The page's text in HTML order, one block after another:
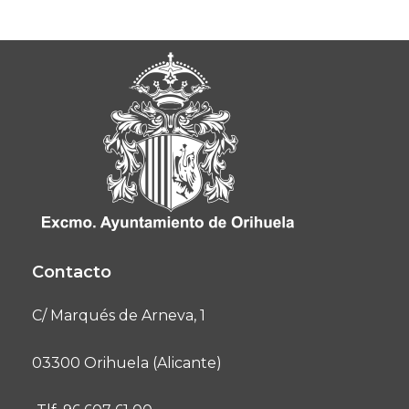
Contacto
C/ Marqués de Arneva, 1
03300 Orihuela (Alicante)